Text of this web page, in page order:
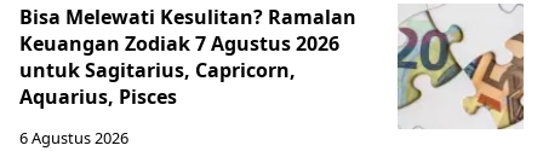
Bisa Melewati Kesulitan? Ramalan
Keuangan Zodiak 7 Agustus 2026
untuk Sagitarius, Capricorn,
Aquarius, Pisces
6 Agustus 2026